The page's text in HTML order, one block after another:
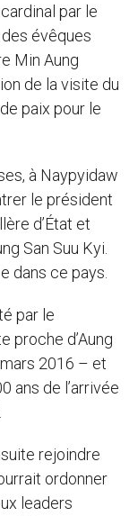
par le
évêques
Min Aung
de la visite du
paix pour le
à Naypyidaw
le président
d’État et
San Suu Kyi.
dans ce pays.
par le
proche d’Aung
2016 – et
ans de l’arrivée
rejoindre
ordonner
leaders